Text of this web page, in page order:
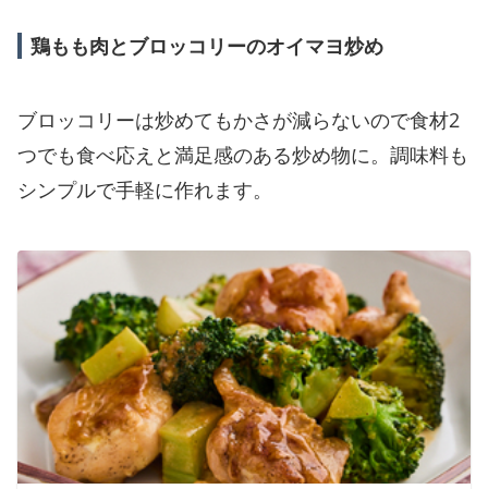
鶏もも肉とブロッコリーのオイマヨ炒め
ブロッコリーは炒めてもかさが減らないので食材2
つでも食べ応えと満足感のある炒め物に。調味料も
シンプルで手軽に作れます。